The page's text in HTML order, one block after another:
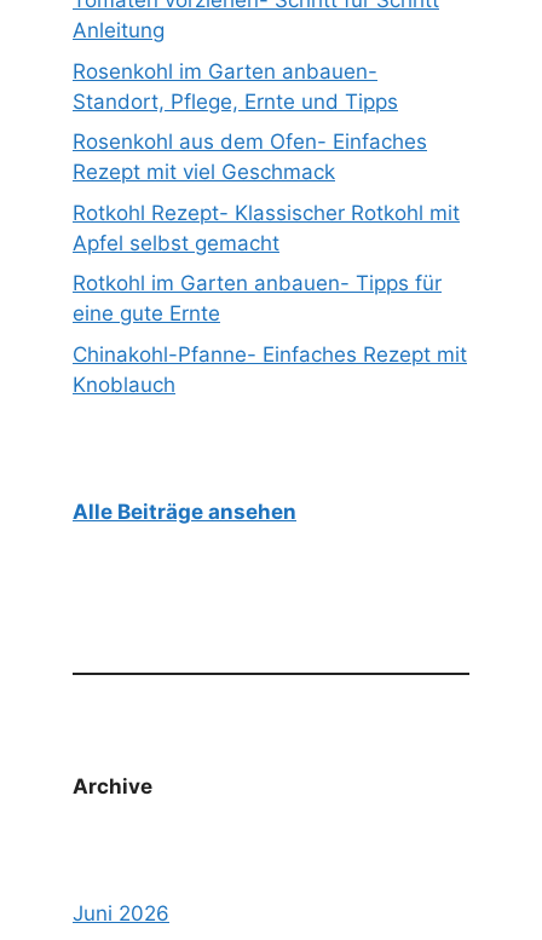
Anleitung
Rosenkohl im Garten anbauen-
Standort, Pflege, Ernte und Tipps
Rosenkohl aus dem Ofen- Einfaches
Rezept mit viel Geschmack
Rotkohl Rezept- Klassischer Rotkohl mit
Apfel selbst gemacht
Rotkohl im Garten anbauen- Tipps für
eine gute Ernte
Chinakohl-Pfanne- Einfaches Rezept mit
Knoblauch
Alle Beiträge ansehen
Archive
Juni 2026